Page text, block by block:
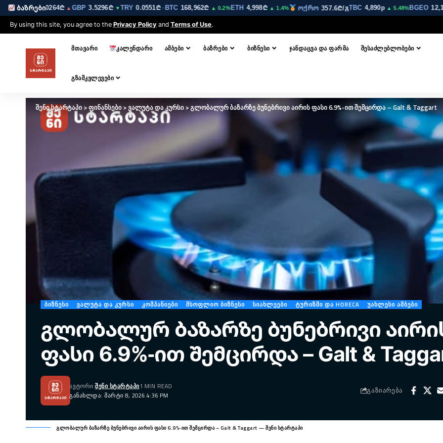
ბაზრები
EUR3.0264₾▲GBP 3.5296₾▼TRY0.0551₾·BTC168,962₾▲ 0.2%ETH4,998₾▲ 1.4% ოქრო357.6₾/გTBC4,890p▲ 5.48%BGEO12,170p
By using this site, you agree to thePrivacy Policyand Terms of Use.
ᲛᲗᲐᲕᲐᲠᲘ ᲙᲐᲚᲔᲜᲓᲐᲠᲘ ᲐᲛᲑᲔᲑᲘ ᲑᲐᲖᲠᲔᲑᲘ ᲑᲘᲖᲜᲔᲡᲘ ᲯᲐᲜᲓᲐᲪᲕᲐ ᲓᲐ ᲤᲐᲠᲛᲐ ᲨᲔᲡᲐᲫᲚᲔᲑᲚᲝᲑᲔᲑᲘ
ᲒᲖᲐᲛᲙᲕᲚᲔᲕᲔᲑᲘ
შენი სტარტაპი >ფინანსები >ვალუტა და კურსი >გლობალურ ბაზარზე ბუნებრივი აირის ფასი 6.9%-ით შემცირდა – Galt & Taggart
ᲑᲘᲖᲜᲔᲡᲘ ᲕᲐᲚᲣᲢᲐ ᲓᲐ ᲙᲣᲠᲡᲘ ᲙᲝᲛᲞᲐᲜᲘᲔᲑᲘ ᲛᲡᲝᲤᲚᲘᲝ ᲑᲘᲖᲜᲔᲡᲘ ᲡᲘᲐᲮᲚᲔᲔᲑᲘ ᲢᲣᲠᲘᲖᲛᲘ ᲓᲐ HORECA ᲣᲐᲮᲚᲔᲡᲘ ᲐᲛᲑᲔᲑᲘ
გლობალურ ბაზარზე ბუნებრივი
ფასი 6.9%-ით შემცირდა – Galt &
ᲒᲐᲜᲐᲮᲚᲓᲐ: ᲛᲐᲠᲢᲘ 8, 2026 4:36 PM
ᲐᲕᲢᲝᲠᲘ:ᲨᲔᲜᲘ ᲡᲢᲐᲠᲢᲐᲞᲘ1 MIN READ ᲒᲐᲖᲘᲐᲠᲔᲑᲐ
გლობალურ ბაზარზე ბუნებრივი აირის ფასი 6.9%-ით შემცირდა – Galt & Taggart — შენი სტარტაპი